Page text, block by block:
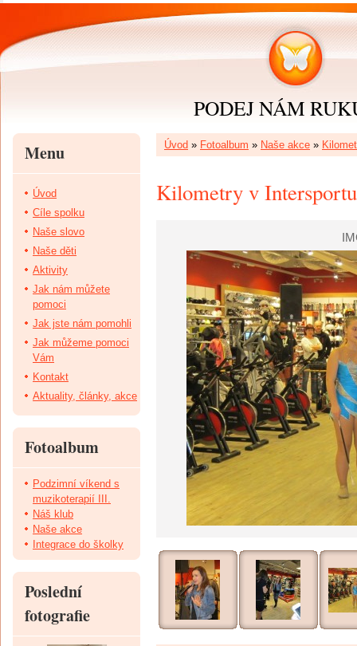
PODEJ NÁM
Úvod » Fotoalbum » Naše akce »
Kilometry v Intersportu
Menu
Úvod
Cíle spolku
Naše slovo
Naše děti
Aktivity
Jak nám můžete
pomoci
Jak jste nám pomohli
Jak můžeme pomoci
Vám
Kontakt
Aktuality, články, akce
Fotoalbum
Podzimní víkend s
muzikoterapií III.
Náš klub
Naše akce
Integrace do školky
Poslední
fotografie